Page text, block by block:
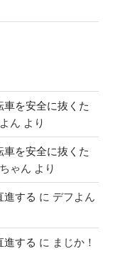
を安全に抜くた
ん より
を安全に抜くた
ゃん より
進する に デフよん
進する に まじか！